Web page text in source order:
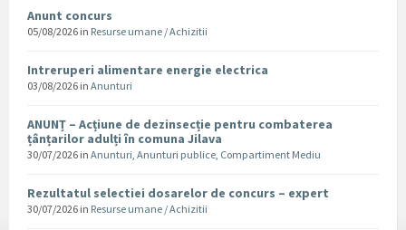
Anunt concurs
05/08/2026 in Resurse umane / Achizitii
Intreruperi alimentare energie electrica
03/08/2026 in Anunturi
ANUNȚ – Acțiune de dezinsecție pentru combaterea
țânțarilor adulți în comuna Jilava
30/07/2026 in Anunturi, Anunturi publice, Compartiment Mediu
Rezultatul selectiei dosarelor de concurs – expert
30/07/2026 in Resurse umane / Achizitii